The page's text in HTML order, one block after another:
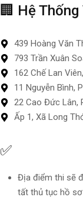
🏢 Hệ
439 Hoàng Văn
793 Trần Xuân
162 Chế Lan
11 Nguyễn Bình,
22 Cao Đức Lân,
Ấp 1, Xã Long
✅
Địa điểm thi sẽ
tất thủ tục hồ